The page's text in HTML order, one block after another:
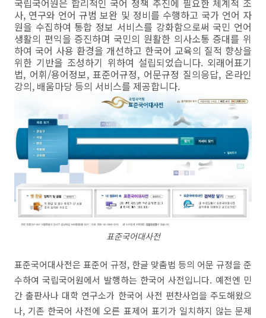
국립국어원은 합리적인 국어 정책 추진에 필요한 체계적 조
사, 연구와 언어 규범 보완 및 정비를 수행하고 국가 언어 자
원을 수집하여 통합 정보 서비스를 강화함으로써 국민 언어
생활의 편익을 증진하며 국민의 원활한 의사소통 증대를 위
하여 국어 사용 환경을 개선하고 한국어 교육의 질적 향상을
위한 기반을 조성하기 위하여 설립되었습니다. 외래어표기
법, 어휘/용어정보, 표준어규정, 어문규정 질의응답, 온라인
강의, 배움마당 등의 서비스를 제공합니다.
표준국어대사전
표준국어대사전은 표준어 규정, 한글 맞춤법 등의 어문 규정을 준
수하여 국립국어원에서 발행하는 한국어 사전입니다. 예전엔 민
간 출판사나 대학 연구소가 한국어 사전 편찬사업을 주도해왔으
나, 기존 한국어 사전에 오른 표제어 표기가 일치하지 않는 문제